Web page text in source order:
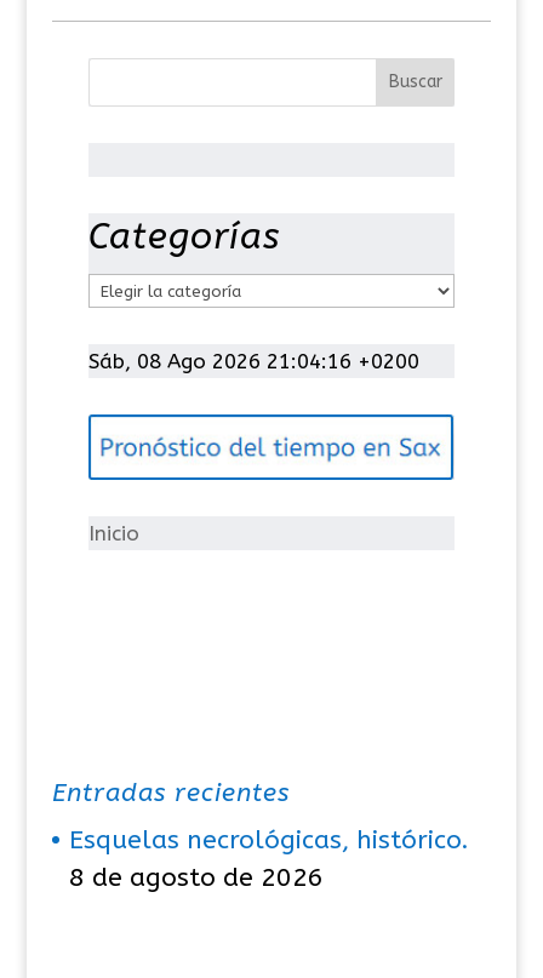
Categorías
t
g
í
Sáb, 08 Ago 2026 21:04:17 +0200
Inicio
Entradas recientes
Esquelas necrológicas, histórico.
8 de agosto de 2026